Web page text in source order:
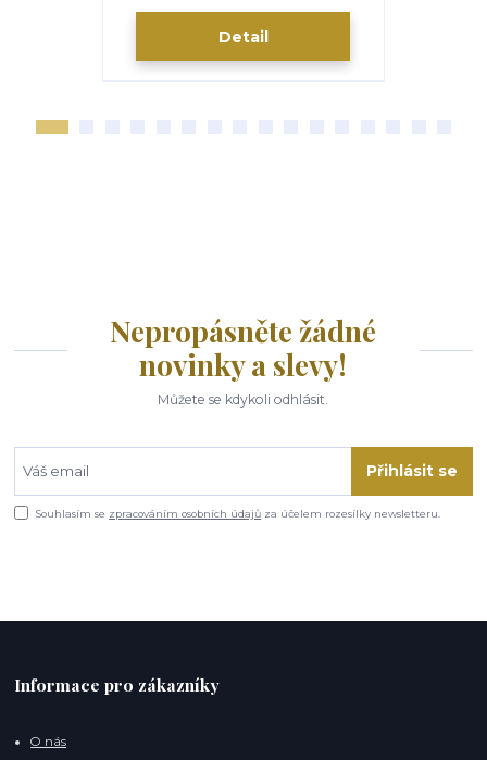
Detail
Nepropásněte žádné
novinky a slevy!
Můžete se kdykoli odhlásit.
Přihlásit se
Souhlasím se zpracováním osobních údajů za účelem rozesílky newsletteru.
Informace pro zákazníky
O nás